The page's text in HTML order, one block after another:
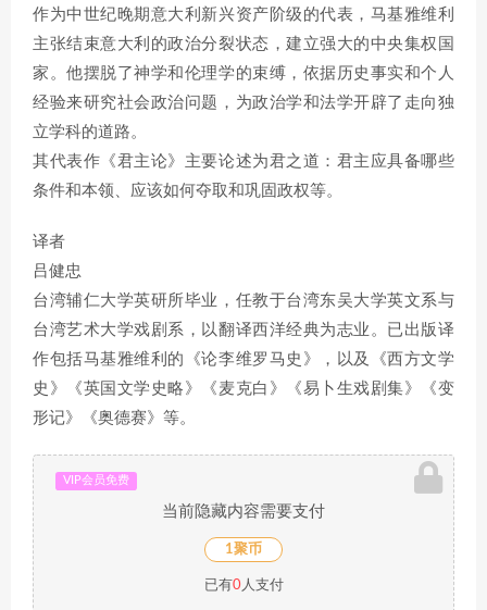
作为中世纪晚期意大利新兴资产阶级的代表，马基雅维利
主张结束意大利的政治分裂状态，建立强大的中央集权国
家。他摆脱了神学和伦理学的束缚，依据历史事实和个人
经验来研究社会政治问题，为政治学和法学开辟了走向独
立学科的道路。
其代表作《君主论》主要论述为君之道：君主应具备哪些
条件和本领、应该如何夺取和巩固政权等。
译者
吕健忠
台湾辅仁大学英研所毕业，任教于台湾东吴大学英文系与
台湾艺术大学戏剧系，以翻译西洋经典为志业。已出版译
作包括马基雅维利的《论李维罗马史》，以及《西方文学
史》《英国文学史略》《麦克白》《易卜生戏剧集》《变
形记》《奥德赛》等。
VIP会员免费
当前隐藏内容需要支付
1聚币
已有0人支付